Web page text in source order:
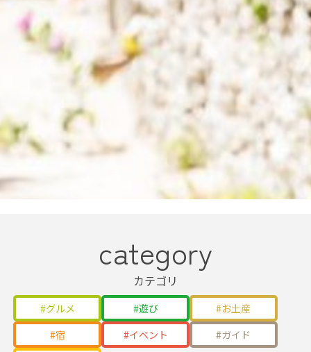
category
カテゴリ
グルメ 遊び
お土産
宿
イベント
ガイド